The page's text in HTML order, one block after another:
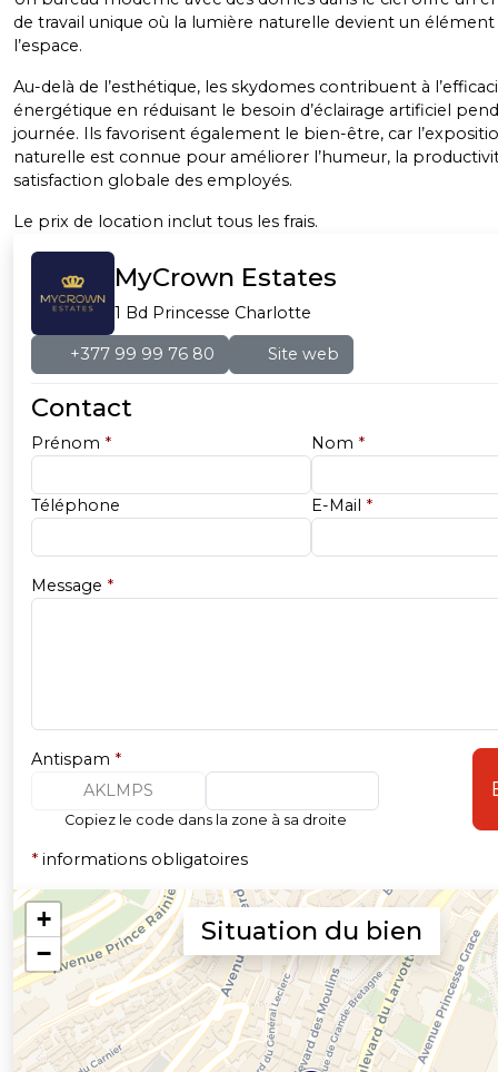
de travail unique où la lumière naturelle devient un
l’espace.
Au-delà de l’esthétique, les skydomes contribuent à
énergétique en réduisant le besoin d’éclairage artificiel
journée. Ils favorisent également le bien-être, car
naturelle est connue pour améliorer l’humeur, la
satisfaction globale des employés.
Le prix de location inclut tous les frais.
MyCrown Estates
1 Bd Princesse Charlotte
+377 99 99 76 80 Site web
Contact
Prénom * Nom *
Téléphone E-Mail *
Message *
Antispam *
AKLMPS
Copiez le code dans la zone à sa droite
* informations obligatoires
Situation du bien